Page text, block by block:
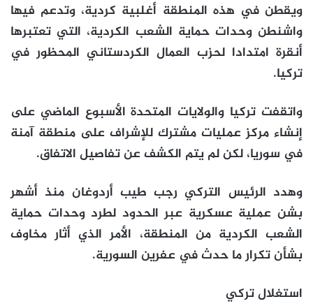
ويقطن في هذه المنطقة أغلبية كردية، وتدعم فيها
واشنطن وحدات حماية الشعب الكردية، التي تعتبرها
أنقرة امتدادا لحزب العمال الكردستاني المحظور في
تركيا.
واتقفت تركيا والولايات المتحدة الأسبوع الماضي على
إنشاء مركز عمليات مشترك للإشراف على منطقة آمنة
في سوريا، لكن لم يتم الكشف عن تفاصيل الاتفاق.
وهدد الرئيس التركي رجب طيب أردوغان منذ أشهر
بشن عملية عسكرية عبر الحدود لطرد وحدات حماية
الشعب الكردية من المنطقة، الأمر الذي أثار مخاوف
بشأن تكرار ما حدث في عفرين السورية.
استغلال تركي